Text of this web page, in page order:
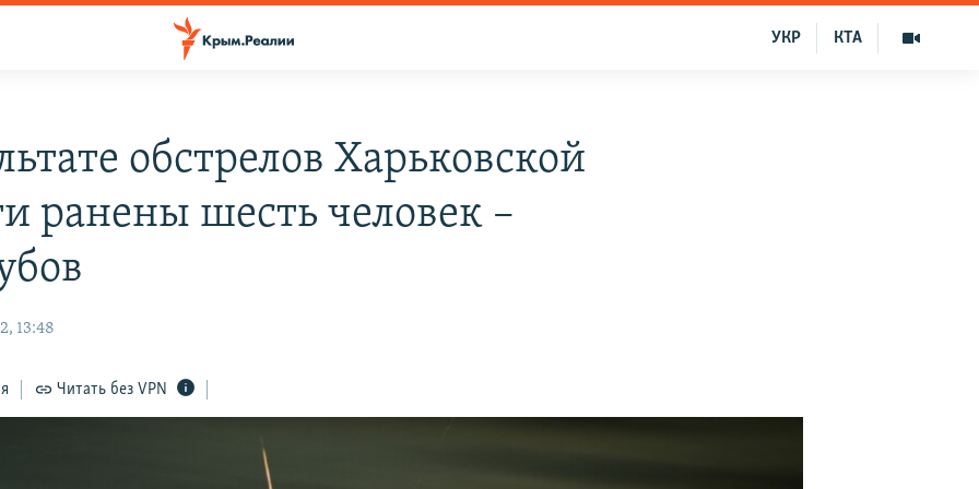
КТА
УКР
обстрелов Харьковской
ранены шесть человек –
13:48
Читать без VPN